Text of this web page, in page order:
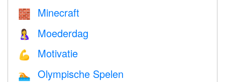
🧱 Minecraft
🤱 Moederdag
💪 Motivatie
🏊 Olympische Spelen